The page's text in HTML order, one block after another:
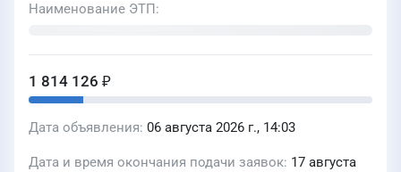
Наименование ЭТП
1 814 126 ₽
Дата объявления 06 августа 2026 г., 14:03
Дата и время окончания подачи заявок 17 августа